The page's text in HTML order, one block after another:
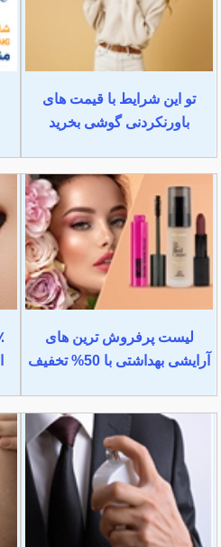
تو این شرایط با قیمت های
باورنکردنی گوشی بخرید
لیست پرفروش ترین های
آرایشی بهداشتی با 50% تخفیف